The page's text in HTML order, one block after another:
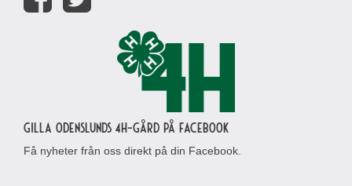
Gilla Odenslunds 4H-gård på Facebook
Få nyheter från oss direkt på din Facebook.